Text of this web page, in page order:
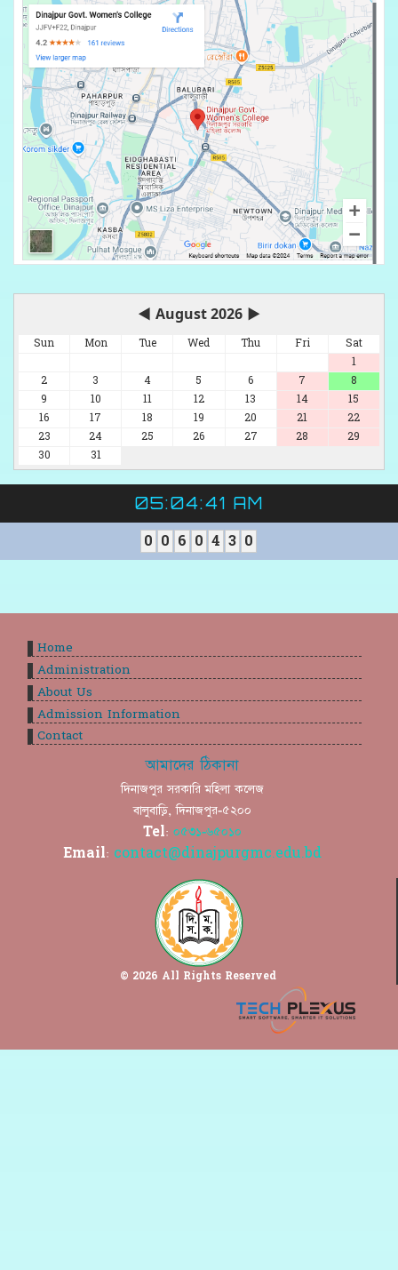
◀ August 2026 ▶
Sun Mon Tue Wed Thu Fri
Sat
1
2
3 4 5 6 7
8
9
10 11 12 13 14
15
16
17 18 19 20 21
22
23
24 25 26 27 28
29
30
31
05:04:42 AM
0 0 6 0 4 3 0
© 2026 All Rights Reserved
আমাদের ঠিকানা
দিনাজপুর সরকারি মহিলা কলেজ
বালুবাড়ি, দিনাজপুর-৫২০০
Tel: ০৫৩১-৬৫০১০
Email: contact@dinajpurgmc.edu.bd
Home
Administration
About Us
Admission Information
Contact